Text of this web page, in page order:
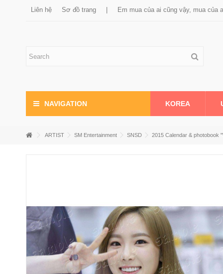
Liên hệ Sơ đồ trang Em mua của ai cũng vậy, mua của
NAVIGATION KOREA
ARTIST SM Entertainment SNSD 2015 Calendar & photobook